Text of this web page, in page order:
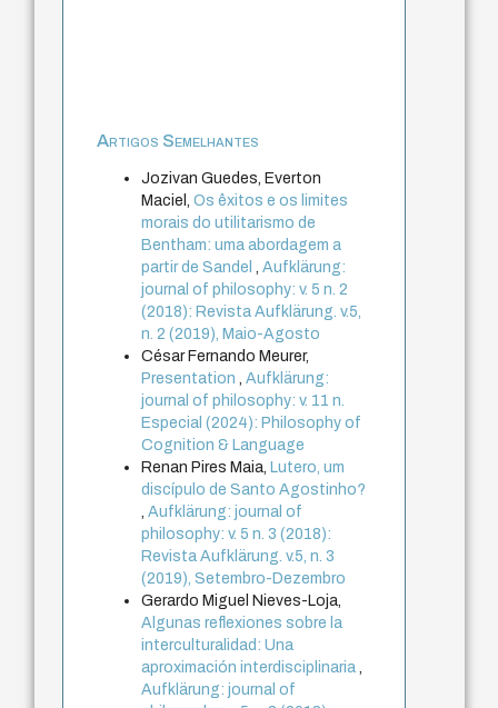
Artigos Semelhantes
Jozivan Guedes, Everton
Maciel,Os êxitos e os limites
morais do utilitarismo de
Bentham: uma abordagem a
partir de Sandel,Aufklärung:
journal of philosophy: v. 5 n. 2
(2018): Revista Aufklärung. v.5,
n. 2 (2019), Maio-Agosto
César Fernando Meurer,
Presentation,Aufklärung:
journal of philosophy: v. 11 n.
Especial (2024): Philosophy of
Cognition & Language
Renan Pires Maia, Lutero, um
discípulo de Santo Agostinho?
,Aufklärung: journal of
philosophy: v. 5 n. 3 (2018):
Revista Aufklärung. v.5, n. 3
(2019), Setembro-Dezembro
Gerardo Miguel Nieves-Loja,
Algunas reflexiones sobre la
interculturalidad: Una
aproximación interdisciplinaria,
Aufklärung: journal of